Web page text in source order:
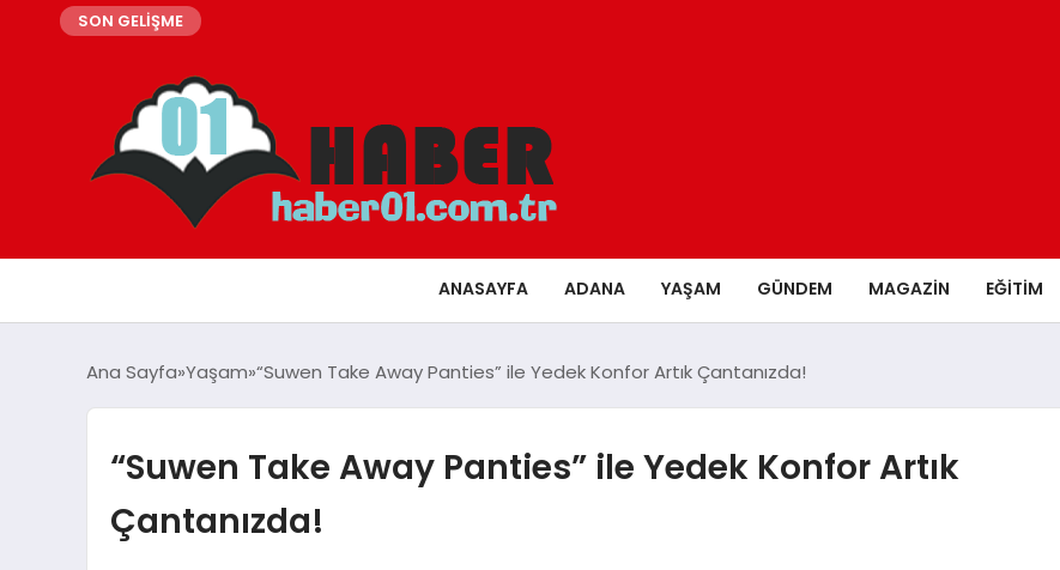
SON GELİŞME
ANASAYFA ADANA YAŞAM GÜNDEM MAGAZIN EĞITIM
Ana Sayfa Yaşam “Suwen Take Away Panties” ile Yedek Konfor Artık Çantanızda!
“Suwen Take Away Panties” ile Yedek Konfor Artık
Çantanızda!